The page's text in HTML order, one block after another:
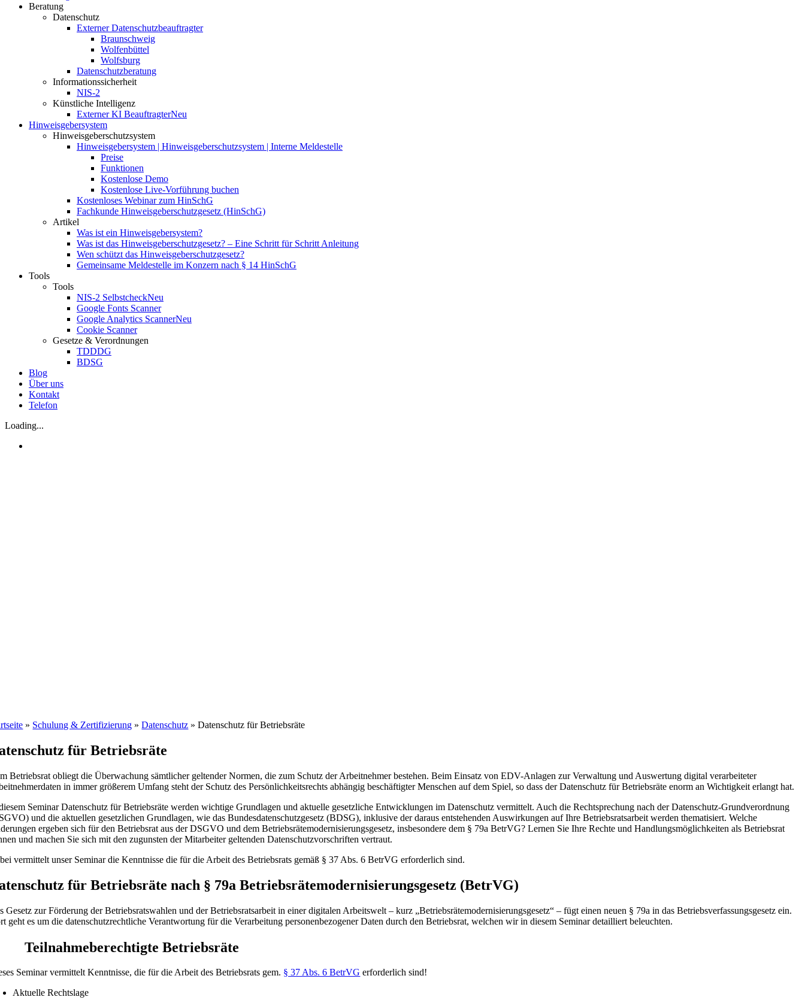
Beratung
Datenschutz
Externer Datenschutzbeauftragter
Braunschweig
Wolfenbüttel
Wolfsburg
Datenschutzberatung
Informationssicherheit
NIS-2
Künstliche Intelligenz
Externer KI BeauftragterNeu
Hinweisgebersystem
Hinweisgeberschutzsystem
Hinweisgebersystem | Hinweisgeberschutzsystem | Interne Meldestelle
Preise
Funktionen
Kostenlose Demo
Kostenlose Live-Vorführung buchen
Kostenloses Webinar zum HinSchG
Fachkunde Hinweisgeberschutzgesetz (HinSchG)
Artikel
Was ist ein Hinweisgebersystem?
Was ist das Hinweisgeberschutzgesetz? – Eine Schritt für Schritt Anleitung
Wen schützt das Hinweisgeberschutzgesetz?
Gemeinsame Meldestelle im Konzern nach § 14 HinSchG
Tools
Tools
NIS-2 SelbstcheckNeu
Google Fonts Scanner
Google Analytics ScannerNeu
Cookie Scanner
Gesetze & Verordnungen
TDDDG
BDSG
Blog
Über uns
Kontakt
Telefon
Loading...
» Schulung & Zertifizierung »Datenschutz »Datenschutz für Betriebsräte
für Betriebsräte
Betriebsrat obliegt die Überwachung sämtlicher geltender Normen, die zum Schutz der Arbeitnehmer bestehen. Beim Einsatz von EDV-Anlagen zur Verwaltung und Auswertung digital verarbeiteter
in immer größerem Umfang steht der Schutz des Persönlichkeitsrechts abhängig beschäftigter Menschen auf dem Spiel, so dass der Datenschutz für Betriebsräte enorm an Wichtigkeit erlangt hat.
Seminar Datenschutz für Betriebsräte werden wichtige Grundlagen und aktuelle gesetzliche Entwicklungen im Datenschutz vermittelt. Auch die Rechtsprechung nach der Datenschutz-Grundverordnung
und die aktuellen gesetzlichen Grundlagen, wie das Bundesdatenschutzgesetz (BDSG), inklusive der daraus entstehenden Auswirkungen auf Ihre Betriebsratsarbeit werden thematisiert. Welche
ergeben sich für den Betriebsrat aus der DSGVO und dem Betriebsrätemodernisierungsgesetz, insbesondere dem § 79a BetrVG? Lernen Sie Ihre Rechte und Handlungsmöglichkeiten als Betriebsrat
und machen Sie sich mit den zugunsten der Mitarbeiter geltenden Datenschutzvorschriften vertraut.
vermittelt unser Seminar die Kenntnisse die für die Arbeit des Betriebsrats gemäß § 37 Abs. 6 BetrVG erforderlich sind.
für Betriebsräte nach § 79a Betriebsrätemodernisierungsgesetz (BetrVG)
Gesetz zur Förderung der Betriebsratswahlen und der Betriebsratsarbeit in einer digitalen Arbeitswelt – kurz „Betriebsrätemodernisierungsgesetz“ – fügt einen neuen § 79a in das Betriebsverfassungsgesetz ein.
geht es um die datenschutzrechtliche Verantwortung für die Verarbeitung personenbezogener Daten durch den Betriebsrat, welchen wir in diesem Seminar detailliert beleuchten.
Teilnahmeberechtigte Betriebsräte
Seminar vermittelt Kenntnisse, die für die Arbeit des Betriebsrats gem. § 37 Abs. 6 BetrVG erforderlich sind!
Aktuelle Rechtslage